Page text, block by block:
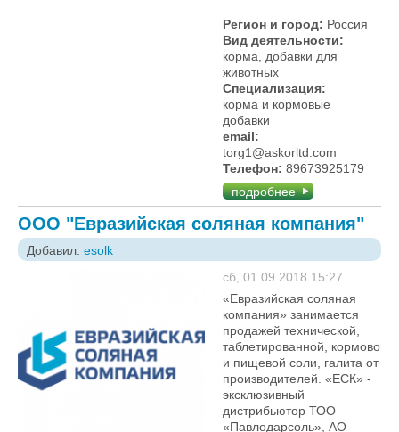
Регион и город: Россия
Вид деятельности:
корма, добавки для
животных
Специализация:
корма и кормовые
добавки
email:
torg1@askorltd.com
Телефон: 89673925179
подробнее
ООО "Евразийская соляная компания"
Добавил: esolk
сб, 01.09.2018 15:27
«Евразийская соляная
компания» занимается
продажей технической,
таблетированной, кормовой
и пищевой соли, галита от
производителей. «ЕСК» -
эксклюзивный
дистрибьютор ТОО
«Павлодарсоль», АО